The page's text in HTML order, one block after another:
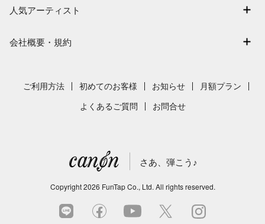
難易度別に探す
まもなく配信
保育
発表会
人気アーティスト
新沢としひこ
会社概要・規約
採用情報
サイトマップ
ご利用方法 初めてのお客様 お知らせ 月額プラン
よくあるご質問 お問合せ
さあ、弾こう♪
Copyright2026 FunTap Co., Ltd. All rights reserved.